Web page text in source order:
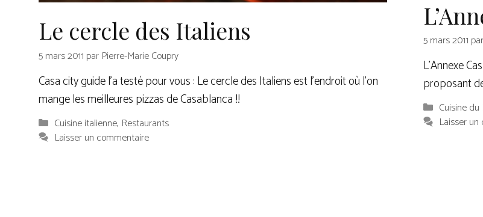
Le cercle des Italiens
5 mars 2011 par Pierre-Marie Coupry
Casa city guide l’a testé pour vous : Le cercle des Italiens est l’endroit où l’on
mange les meilleures pizzas de Casablanca !!
Catégories
Cuisine italienne, Restaurants
Laisser un commentaire
5 mars 2011 par
L’Annexe
proposant
Catégories
Cuisine
Laisser